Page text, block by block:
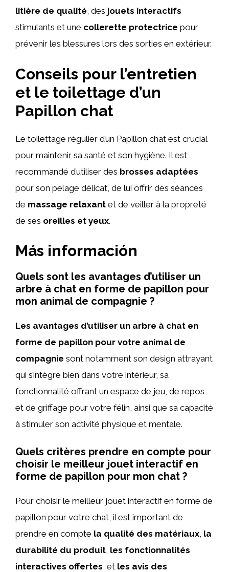
litière de qualité, des jouets interactifs
stimulants et une collerette protectrice pour
prévenir les blessures lors des sorties en extérieur.
Conseils pour l’entretien
et le toilettage d’un
Papillon chat
Le toilettage régulier d’un Papillon chat est crucial
pour maintenir sa santé et son hygiène. Il est
recommandé d’utiliser des brosses adaptées
pour son pelage délicat, de lui offrir des séances
de massage relaxant et de veiller à la propreté
de ses oreilles et yeux.
Más información
Quels sont les avantages d’utiliser un
arbre à chat en forme de papillon pour
mon animal de compagnie ?
Les avantages d’utiliser un arbre à chat en
forme de papillon pour votre animal de
compagnie sont notamment son design attrayant
qui s’intègre bien dans votre intérieur, sa
fonctionnalité offrant un espace de jeu, de repos
et de griffage pour votre félin, ainsi que sa capacité
à stimuler son activité physique et mentale.
Quels critères prendre en compte pour
choisir le meilleur jouet interactif en
forme de papillon pour mon chat ?
Pour choisir le meilleur jouet interactif en forme de
papillon pour votre chat, il est important de
prendre en compte la qualité des matériaux la
durabilité du produit les fonctionnalités
interactives offertes , et les avis des